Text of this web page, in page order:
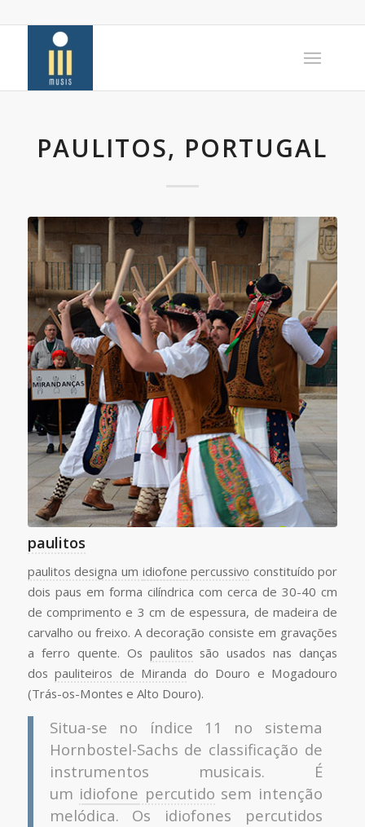
PAULITOS, PORTUGAL
paulitos
paulitos designa um idiofone percussivo constituído por
dois paus em forma cilíndrica com cerca de 30-40 cm
de comprimento e 3 cm de espessura, de madeira de
carvalho ou freixo. A decoração consiste em gravações
a ferro quente. Os paulitos são usados nas danças
dospauliteiros de Miranda do Douro e Mogadouro
(Trás-os-Montes e Alto Douro).
Situa-se no índice 11 no sistema
Hornbostel-Sachs de classificação de
instrumentos musicais. É
um idiofone percutido sem intenção
melódica. Os idiofones percutidos